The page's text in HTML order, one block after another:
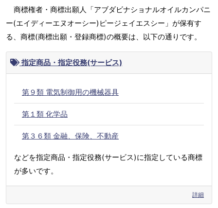
商標権者・商標出願人「アブダビナショナルオイルカンパニ
ー(エイディーエヌオーシー)ピージェイエスシー」が保有す
る、商標(商標出願・登録商標)の概要は、以下の通りです。
指定商品・指定役務(サービス)
第９類 電気制御用の機械器具
第１類 化学品
第３６類 金融、保険、不動産
などを指定商品・指定役務(サービス)に指定している商標
が多いです。
詳細